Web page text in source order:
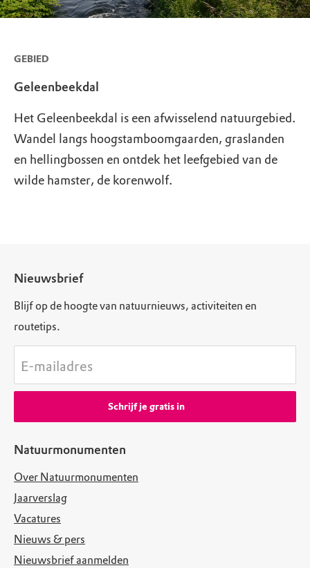
GEBIED
Geleenbeekdal
Het Geleenbeekdal is een afwisselend natuurgebied.
Wandel langs hoogstamboomgaarden, graslanden
en hellingbossen en ontdek het leefgebied van de
wilde hamster, de korenwolf.
Natuurmonumenten
Over Natuurmonumenten
Jaarverslag
Vacatures
Nieuws & pers
Nieuwsbrief aanmelden
Nieuwsbrief
Blijf op de hoogte van natuurnieuws, activiteiten en
routetips.
E-mailadres
Schrijf je gratis in